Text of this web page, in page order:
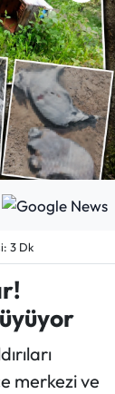
3 Dk
merkezi ve